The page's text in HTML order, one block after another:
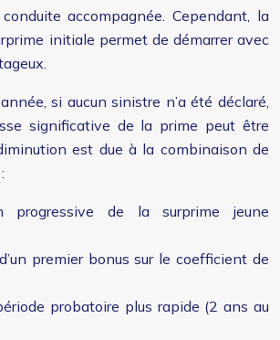
accompagnée. Cependant, la
initiale permet de démarrer avec
si aucun sinistre n’a été déclaré,
significative de la prime peut être
est due à la combinaison de
progressive de la surprime jeune
premier bonus sur le coefficient de
probatoire plus rapide (2 ans au